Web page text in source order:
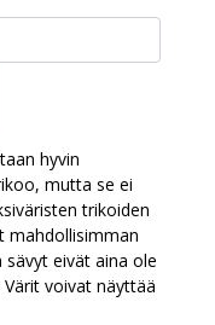
hyvin
mutta se ei
trikoiden
mahdollisimman
eivät aina ole
voivat näyttää